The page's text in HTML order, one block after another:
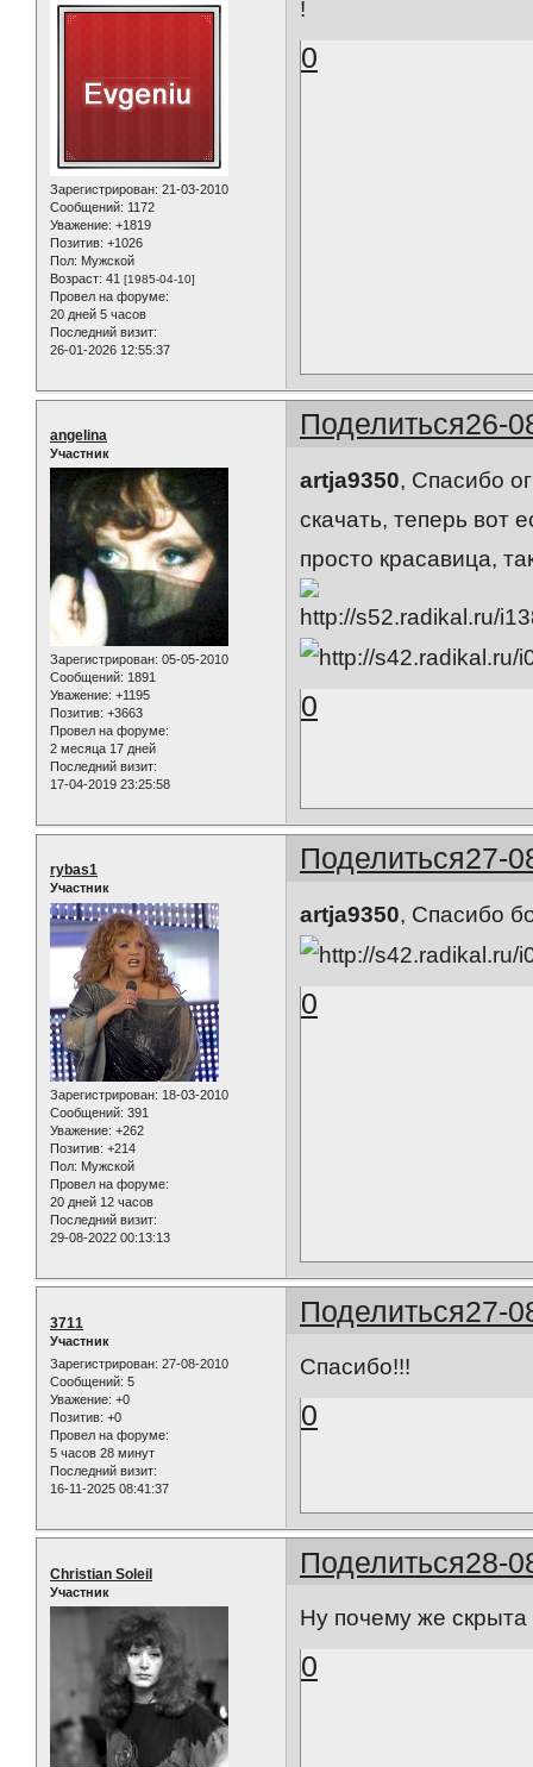
Зарегистрирован: 21-03-2010
Сообщений: 1172
Уважение: +1819
Позитив: +1026
Пол: Мужской
Возраст: 41 [1985-04-10]
Провел на форуме:
20 дней 5 часов
Последний визит:
26-01-2026 12:55:37
!
0
Поделиться26-
angelina
Участник
Зарегистрирован: 05-05-2010
Сообщений: 1891
Уважение: +1195
Позитив: +3663
Провел на форуме:
2 месяца 17 дней
Последний визит:
17-04-2019 23:25:58
artja9350, Спасибо
скачать, теперь вот
просто красавица,
0
Поделиться27-
rybas1
Участник
Зарегистрирован: 18-03-2010
Сообщений: 391
Уважение: +262
Позитив: +214
Пол: Мужской
Провел на форуме:
20 дней 12 часов
Последний визит:
29-08-2022 00:13:13
artja9350, Спасибо
0
Поделиться27-
3711
Участник
Зарегистрирован: 27-08-2010
Сообщений: 5
Уважение: +0
Позитив: +0
Провел на форуме:
5 часов 28 минут
Последний визит:
16-11-2025 08:41:37
Спасибо!!!
0
Поделиться28-
Christian Soleil
Участник
Ну почему же скрыта
0